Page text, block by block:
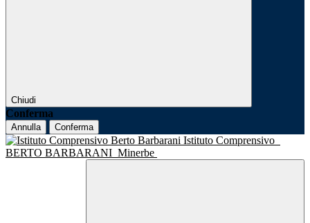
Chiudi
Conferma
Annulla Conferma
Istituto Comprensivo
BERTO BARBARANI Minerbe